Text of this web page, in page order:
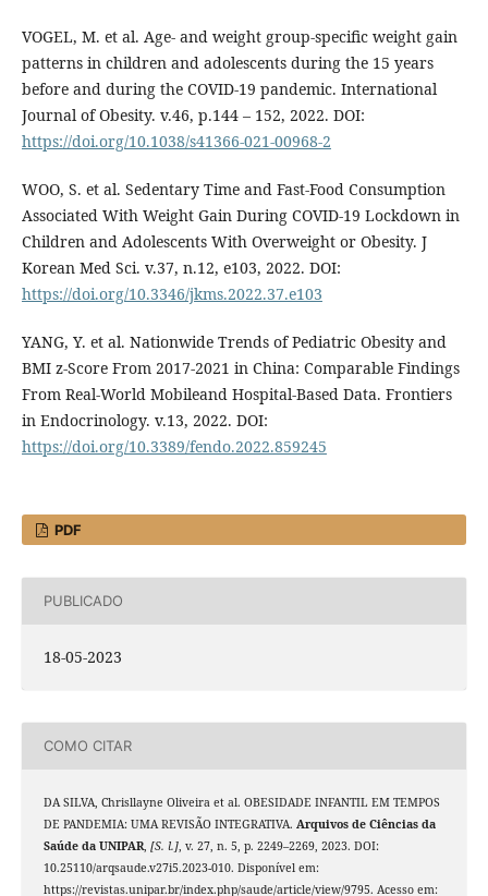
VOGEL, M. et al. Age- and weight group-specific weight gain
patterns in children and adolescents during the 15 years
before and during the COVID-19 pandemic. International
Journal of Obesity. v.46, p.144 – 152, 2022. DOI:
https://doi.org/10.1038/s41366-021-00968-2
WOO, S. et al. Sedentary Time and Fast-Food Consumption
Associated With Weight Gain During COVID-19 Lockdown in
Children and Adolescents With Overweight or Obesity. J
Korean Med Sci. v.37, n.12, e103, 2022. DOI:
https://doi.org/10.3346/jkms.2022.37.e103
YANG, Y. et al. Nationwide Trends of Pediatric Obesity and
BMI z-Score From 2017-2021 in China: Comparable Findings
From Real-World Mobileand Hospital-Based Data. Frontiers
in Endocrinology. v.13, 2022. DOI:
https://doi.org/10.3389/fendo.2022.859245
PDF
PUBLICADO
18-05-2023
COMO CITAR
DA SILVA, Chrisllayne Oliveira et al. OBESIDADE INFANTIL EM TEMPOS
DE PANDEMIA: UMA REVISÃO INTEGRATIVA. Arquivos de Ciências da
Saúde da UNIPAR, [S. l.], v. 27, n. 5, p. 2249–2269, 2023. DOI:
10.25110/arqsaude.v27i5.2023-010. Disponível em:
https://revistas.unipar.br/index.php/saude/article/view/9795. Acesso em: